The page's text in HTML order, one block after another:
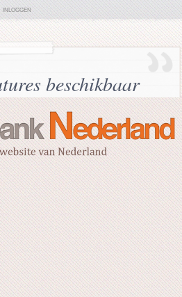
INLOGGEN
beschikbaar